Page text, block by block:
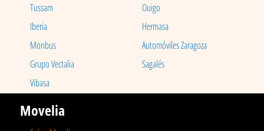
Tussam
Ouigo
Iberia
Hermasa
Monbus
Automóviles Zaragoza
Grupo Vectalia
Sagalés
Vibasa
Movelia